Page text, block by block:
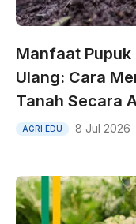
Manfaat
Ulang: Cara
Tanah Secara
AGRI EDU 8 Jul 2026